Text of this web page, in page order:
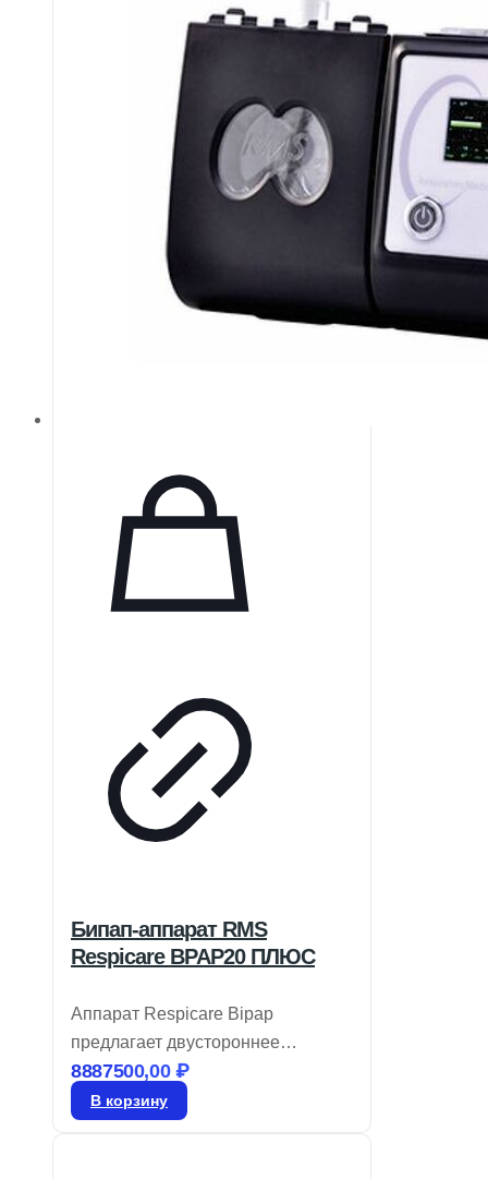
Бипап-аппарат RMS
Respicare BPAP20 ПЛЮС
Аппарат Respicare Bipap
предлагает двустороннее
терапевтическое давление с
минимальным уровнем шума. Он
8887500,00₽
В корзину